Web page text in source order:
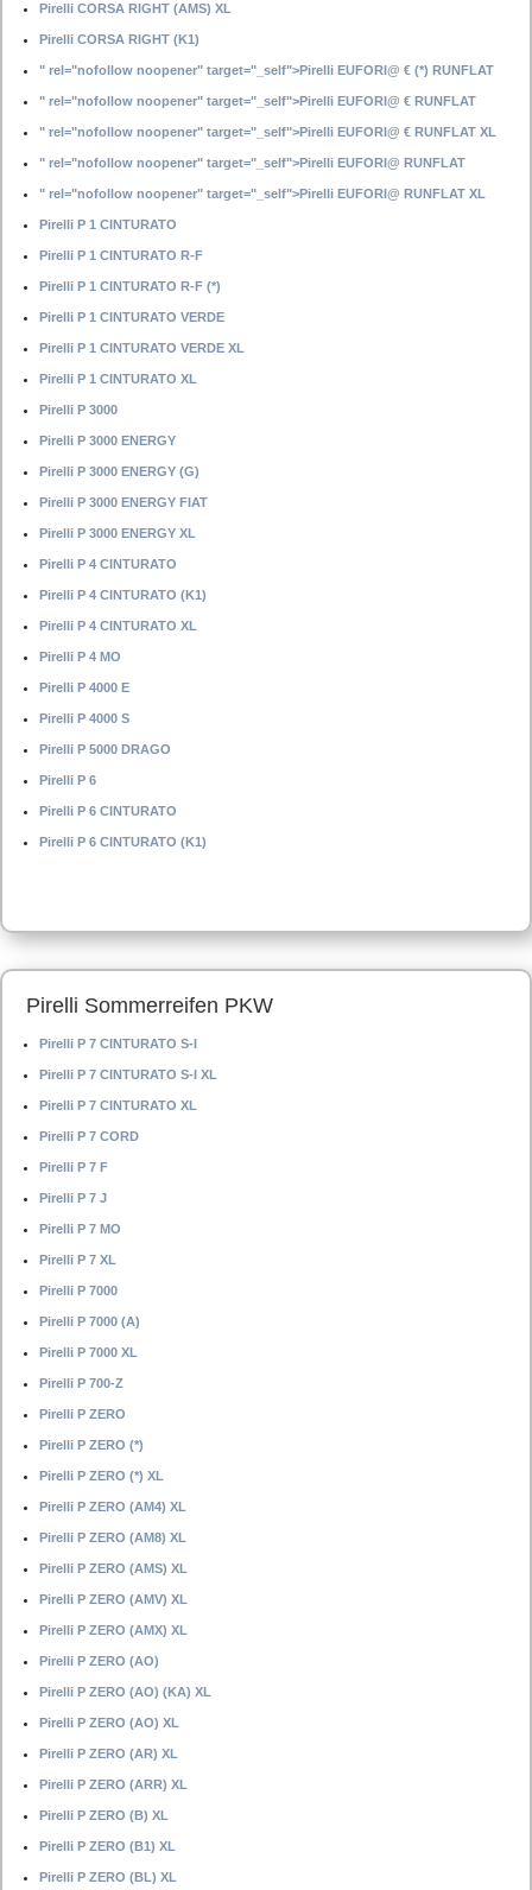
Pirelli CORSA RIGHT (AMS) XL
Pirelli CORSA RIGHT (K1)
" rel="nofollow noopener" target="_self">Pirelli EUFORI@ € (*) RUNFLAT
" rel="nofollow noopener" target="_self">Pirelli EUFORI@ € RUNFLAT
" rel="nofollow noopener" target="_self">Pirelli EUFORI@ € RUNFLAT XL
" rel="nofollow noopener" target="_self">Pirelli EUFORI@ RUNFLAT
" rel="nofollow noopener" target="_self">Pirelli EUFORI@ RUNFLAT XL
Pirelli P 1 CINTURATO
Pirelli P 1 CINTURATO R-F
Pirelli P 1 CINTURATO R-F (*)
Pirelli P 1 CINTURATO VERDE
Pirelli P 1 CINTURATO VERDE XL
Pirelli P 1 CINTURATO XL
Pirelli P 3000
Pirelli P 3000 ENERGY
Pirelli P 3000 ENERGY (G)
Pirelli P 3000 ENERGY FIAT
Pirelli P 3000 ENERGY XL
Pirelli P 4 CINTURATO
Pirelli P 4 CINTURATO (K1)
Pirelli P 4 CINTURATO XL
Pirelli P 4 MO
Pirelli P 4000 E
Pirelli P 4000 S
Pirelli P 5000 DRAGO
Pirelli P 6
Pirelli P 6 CINTURATO
Pirelli P 6 CINTURATO (K1)
Pirelli Sommerreifen PKW
Pirelli P 7 CINTURATO S-I
Pirelli P 7 CINTURATO S-I XL
Pirelli P 7 CINTURATO XL
Pirelli P 7 CORD
Pirelli P 7 F
Pirelli P 7 J
Pirelli P 7 MO
Pirelli P 7 XL
Pirelli P 7000
Pirelli P 7000 (A)
Pirelli P 7000 XL
Pirelli P 700-Z
Pirelli P ZERO
Pirelli P ZERO (*)
Pirelli P ZERO (*) XL
Pirelli P ZERO (AM4) XL
Pirelli P ZERO (AM8) XL
Pirelli P ZERO (AMS) XL
Pirelli P ZERO (AMV) XL
Pirelli P ZERO (AMX) XL
Pirelli P ZERO (AO)
Pirelli P ZERO (AO) (KA) XL
Pirelli P ZERO (AO) XL
Pirelli P ZERO (AR) XL
Pirelli P ZERO (ARR) XL
Pirelli P ZERO (B) XL
Pirelli P ZERO (B1) XL
Pirelli P ZERO (BL) XL